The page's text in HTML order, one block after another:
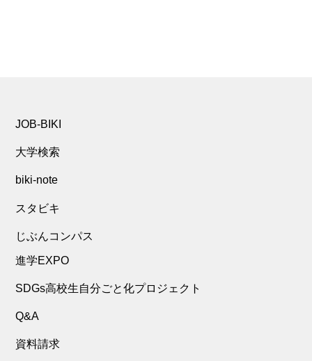
JOB-BIKI
大学検索
biki-note
スタビキ
じぶんコンパス
進学EXPO
SDGs高校生自分ごと化プロジェクト
Q&A
資料請求